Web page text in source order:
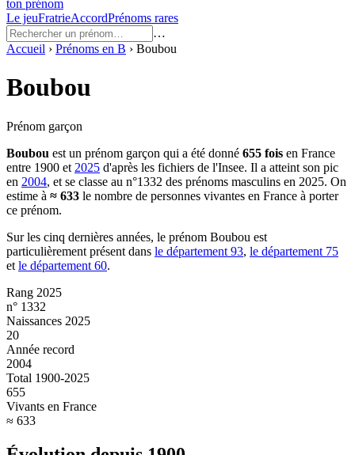
ton prénom
Le jeuFratrieAccordPrénoms rares
…
Accueil › Prénoms en B › Boubou
Boubou
Prénom garçon
Boubou est un prénom garçon qui a été donné 655 fois en France
entre 1900 et 2025 d'après les fichiers de l'Insee. Il a atteint son pic
en 2004, et se classe au n°1332 des prénoms masculins en 2025. On
estime à ≈ 633 le nombre de personnes vivantes en France à porter
ce prénom.
Sur les cinq dernières années, le prénom Boubou est
particulièrement présent dans le département 93, le département 75
et le département 60.
Rang 2025
n° 1332
Naissances 2025
20
Année record
2004
Total 1900-2025
655
Vivants en France
≈ 633